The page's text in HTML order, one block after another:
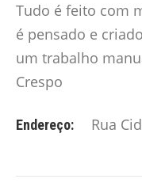
Tudo é feito com
é pensado e
um trabalho
Crespo
Endereço: Rua